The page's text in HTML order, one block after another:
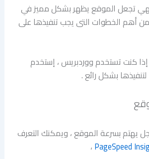
تجعل الموقع يظهر بشكل مميز في
أهم الخطوات التى يجب تنفيذها على
إذا كنت تستخدم ووردبريس ، إستخدم
لتنفيذها بشكل رائع .
يهتم بسرعة الموقع ، ويمكنك التعرف
PageSpeed ،